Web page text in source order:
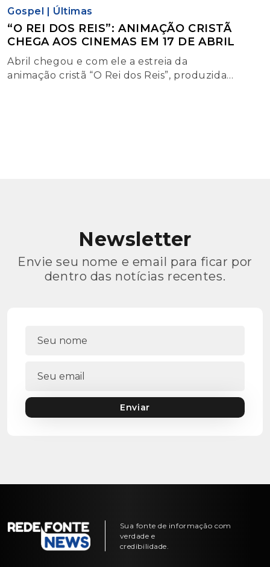
Gospel | Últimas
“O REI DOS REIS”: ANIMAÇÃO CRISTÃ
CHEGA AOS CINEMAS EM 17 DE ABRIL
Abril chegou e com ele a estreia da
animação cristã “O Rei dos Reis”, produzida
Newsletter
Envie seu nome e email para ficar por
dentro das notícias recentes.
Enviar
Sua fonte de informação com
verdade e
credibilidade.